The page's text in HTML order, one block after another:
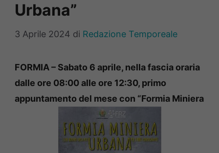
Urbana”
3 Aprile 2024 di Redazione Temporeale
FORMIA – Sabato 6 aprile, nella fascia oraria
dalle ore 08:00 alle ore 12:30, primo
appuntamento del mese con “Formia Miniera